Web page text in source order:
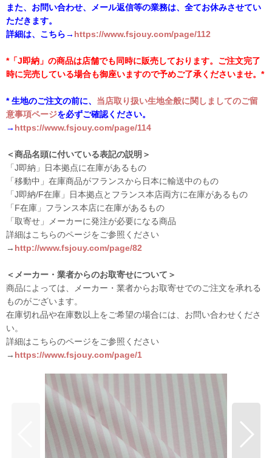
また、お問い合わせ、メール返信等の業務は、全てお休みさせてい
ただきます。
詳細は、こちら→ https://www.fsjouy.com/page/112
*「J即納」の商品は店舗でも同時に販売しております。ご注文完了
時に完売している場合も御座いますので予めご了承くださいませ。*
* 生地のご注文の前に、 当店取り扱い生地全般に関しましてのご留
意事項ページを必ずご確認ください。
→ https://www.fsjouy.com/page/114
＜商品名頭に付いている表記の説明＞
「J即納」日本拠点に在庫があるもの
「移動中」在庫商品がフランスから日本に輸送中のもの
「J即納/F在庫」日本拠点とフランス本店両方に在庫があるもの
「F在庫」フランス本店に在庫があるもの
「取寄せ」メーカーに発注が必要になる商品
詳細はこちらのページをご参照ください
→ http://www.fsjouy.com/page/82
＜メーカー・業者からのお取寄せについて＞
商品によっては、メーカー・業者からお取寄せでのご注文を承れる
ものがございます。
在庫切れ品や在庫数以上をご希望の場合には、お問い合わせくださ
い。
詳細はこちらのページをご参照ください
→ https://www.fsjouy.com/page/1